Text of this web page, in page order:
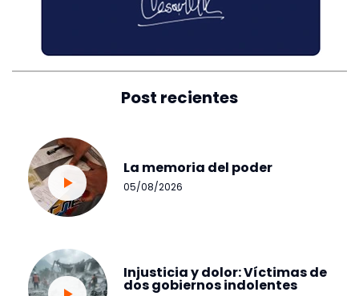
Post recientes
La memoria del poder
05/08/2026
Injusticia y dolor: Víctimas de
dos gobiernos indolentes